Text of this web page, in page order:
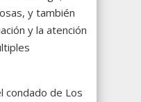
y también
y la atención
condado de Los